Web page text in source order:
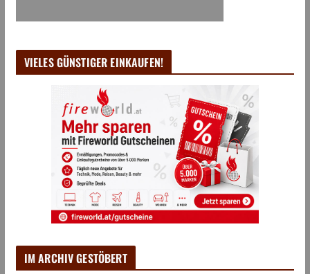
VIELES GÜNSTIGER EINKAUFEN!
IM ARCHIV GESTÖBERT